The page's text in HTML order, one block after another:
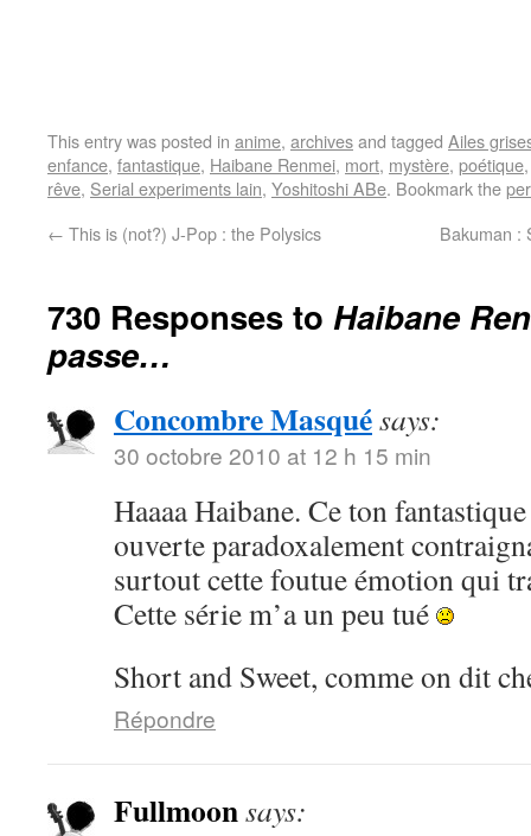
This entry was posted in anime, archivesand tagged Ailes
enfance, fantastique, Haibane Renmei, mort, mystère, poétique
rêve, Serial experiments lain, Yoshitoshi ABe. Bookmark the
← This is (not?) J-Pop : the Polysics Bakuman :
730 Responses to Haibane
passe…
Concombre Masquésays:
30 octobre 2010 at 12 h 15 min
Haaaa Haibane. Ce ton
ouverte paradoxalement
surtout cette foutue émotion qui
Cette série m’a un peu tué
Short and Sweet, comme on dit
Répondre
Fullmoonsays: